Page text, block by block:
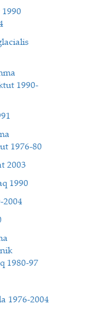
1990-
1976-80
2003
1990
2004
1980-97
1976-2004